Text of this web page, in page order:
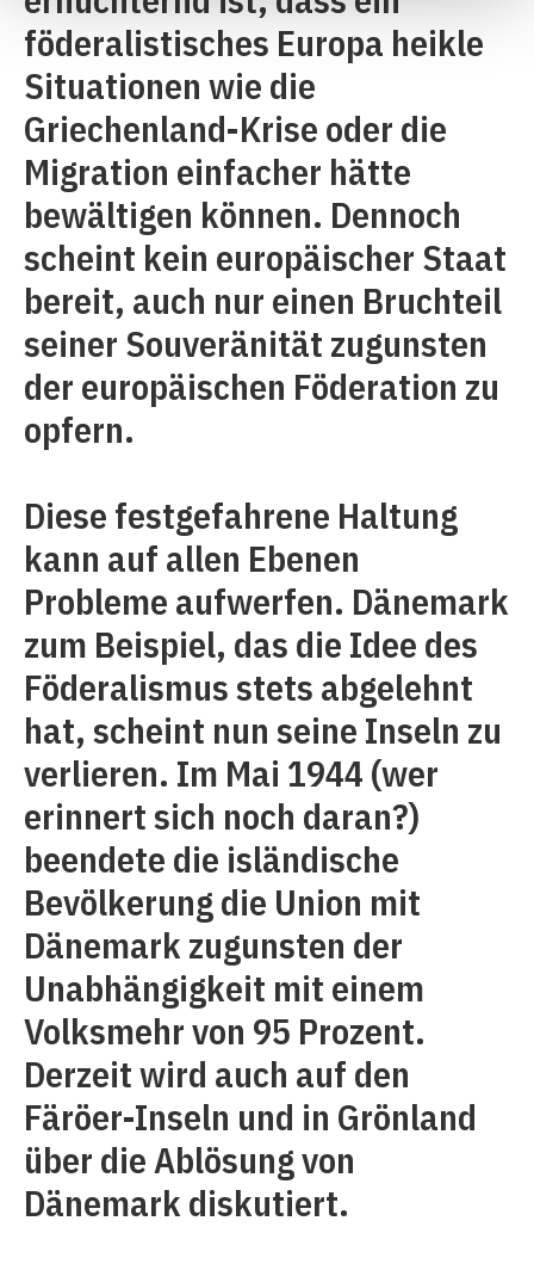
föderalistisches Europa heikle
Situationen wie die
Griechenland-Krise oder die
Migration einfacher hätte
bewältigen können. Dennoch
scheint kein europäischer Staat
bereit, auch nur einen Bruchteil
seiner Souveränität zugunsten
der europäischen Föderation zu
opfern.
Diese festgefahrene Haltung
kann auf allen Ebenen
Probleme aufwerfen. Dänemark
zum Beispiel, das die Idee des
Föderalismus stets abgelehnt
hat, scheint nun seine Inseln zu
verlieren. Im Mai 1944 (wer
erinnert sich noch daran?)
beendete die isländische
Bevölkerung die Union mit
Dänemark zugunsten der
Unabhängigkeit mit einem
Volksmehr von 95 Prozent.
Derzeit wird auch auf den
Färöer-Inseln und in Grönland
über die Ablösung von
Dänemark diskutiert.